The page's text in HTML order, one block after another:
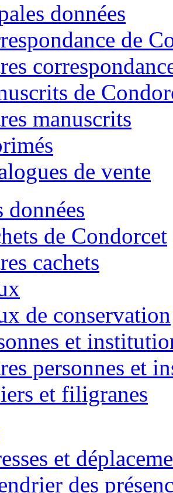
données
de
de
manuscrits
de vente
données
de Condorcet
cachets
de conservation
et
personnes et
et filigranes
et
des